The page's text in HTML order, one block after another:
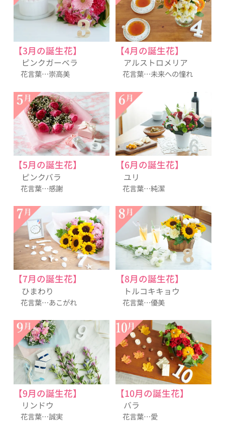
【3月の誕生花】
ピンクガーベラ
花言葉…崇高美
【4月の誕生花】
アルストロメリア
花言葉…未来への憧れ
【5月の誕生花】
ピンクバラ
花言葉…感謝
【6月の誕生花】
ユリ
花言葉…純潔
【7月の誕生花】
ひまわり
花言葉…あこがれ
【8月の誕生花】
トルコキキョウ
花言葉…優美
【9月の誕生花】
リンドウ
花言葉…誠実
【10月の誕生花】
バラ
花言葉…愛